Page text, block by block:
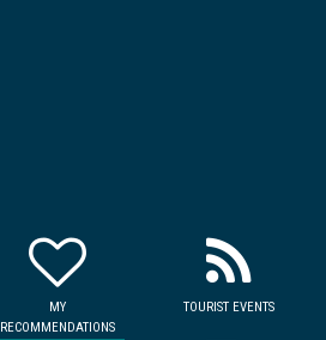
MY
RECOMMENDATIONS
TOURIST EVENTS